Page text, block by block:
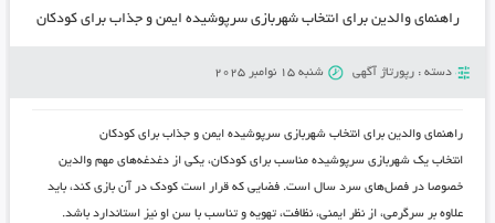
راهنمای والدین برای انتخاب شهربازی سرپوشیده ایمن و جذاب برای کودکان
دسته : رپورتاژ آگهی شنبه 15 نوامبر 2025
راهنمای والدین برای انتخاب شهربازی سرپوشیده ایمن و جذاب برای کودکان
انتخاب یک شهربازی سرپوشیده مناسب برای کودکان، یکی از دغدغه‌های مهم والدین
خصوصا در فصل‌های سرد سال است. فضایی که قرار است کودک در آن بازی کند، باید
علاوه بر سرگرمی، از نظر ایمنی، نظافت، تهویه و تناسب با سن او نیز استاندارد باشد.